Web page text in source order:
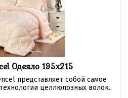
Одеяло 195х215
представляет собой самое
целлюлозных волок..